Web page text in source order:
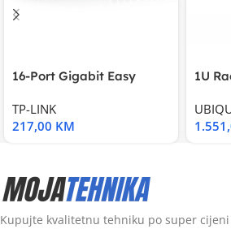
16-Port Gigabit Easy
TP-LINK
217,00 KM
1U
Kupujte kvalitetnu tehniku po super